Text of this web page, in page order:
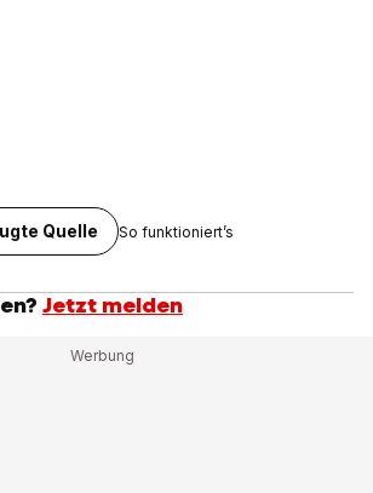
Quelle So funktioniert’s
Jetzt melden